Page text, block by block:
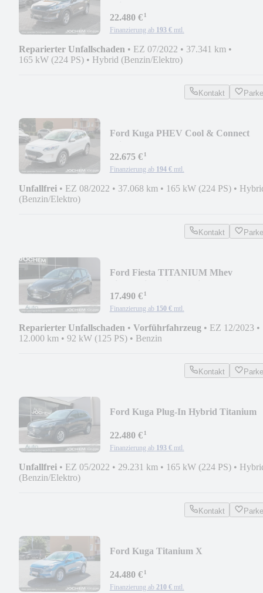
22.480 €¹
Finanzierung ab 193 € mtl.
Reparierter Unfallschaden • EZ 07/2022 • 37.341 km •
165 kW (224 PS) • Hybrid (Benzin/Elektro)
Kontakt
Ford Kuga PHEV Cool & Connect
22.675 €¹
Finanzierung ab 194 € mtl.
Unfallfrei • EZ 08/2022 • 37.068 km • 165 kW (224 PS) •
(Benzin/Elektro)
Kontakt
Ford Fiesta TITANIUM Mhev
17.490 €¹
Finanzierung ab 150 € mtl.
Reparierter Unfallschaden • Vorführfahrzeug • EZ 12/2023 •
12.000 km • 92 kW (125 PS) • Benzin
Kontakt
Ford Kuga Plug-In Hybrid Titanium
22.480 €¹
Finanzierung ab 193 € mtl.
Unfallfrei • EZ 05/2022 • 29.231 km • 165 kW (224 PS) •
(Benzin/Elektro)
Kontakt
Ford Kuga Titanium X
24.480 €¹
Finanzierung ab 210 € mtl.